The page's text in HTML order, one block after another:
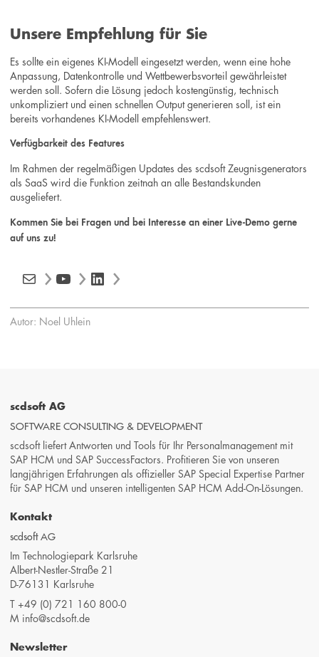
Unsere Empfehlung für Sie
Es sollte ein eigenes KI-Modell eingesetzt werden, wenn eine hohe
Anpassung, Datenkontrolle und Wettbewerbsvorteil gewährleistet
werden soll. Sofern die Lösung jedoch kostengünstig, technisch
unkompliziert und einen schnellen Output generieren soll, ist ein
bereits vorhandenes KI-Modell empfehlenswert.
Verfügbarkeit des Features
Im Rahmen der regelmäßigen Updates des scdsoft Zeugnisgenerators
als SaaS wird die Funktion zeitnah an alle Bestandskunden
ausgeliefert.
Kommen Sie bei Fragen und bei Interesse an einer Live-Demo gerne
auf uns zu!
Mail YouTubeLinkedIn
Autor: Noel Uhlein
scdsoft AG
SOFTWARE CONSULTING & DEVELOPMENT
scdsoft liefert Antworten und Tools für Ihr Personalmanagement mit
SAP HCM und SAP SuccessFactors. Profitieren Sie von unseren
langjährigen Erfahrungen als offizieller SAP Special Expertise Partner
für SAP HCM und unseren intelligenten SAP HCM Add-On-Lösungen.
Kontakt
scdsoft AG
Im Technologiepark Karlsruhe
Albert-Nestler-Straße 21
D-76131 Karlsruhe
T +49 (0) 721 160 800-0
M info@scdsoft.de
Newsletter